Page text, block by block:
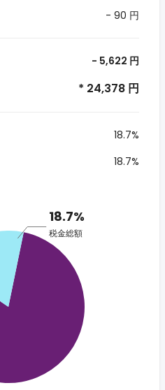
- 90 円
- 5,622 円
* 24,378 円
18.7%
18.7%
18.7%
税金総額